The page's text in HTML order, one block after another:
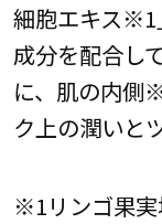
細胞エキス
成分を配合し
に、肌の内側
ク上の潤いと
※1リンゴ果実